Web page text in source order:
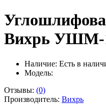
Вихрь УШМ-
Наличие: Есть в
Модель:
Отзывы: (0)
Производитель: Вихрь